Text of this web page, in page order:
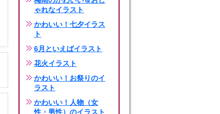
ゃれなイラスト
かわいい！七夕イラス
ト
6月といえばイラスト
花火イラスト
かわいい！お祭りのイ
ラスト
かわいい！人物（女
性・男性）のイラスト